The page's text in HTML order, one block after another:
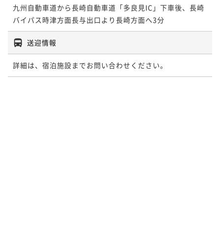
九州自動車道から長崎自動車道「多良見IC」下車後、長崎
バイパス時津方面長与出口より長崎方面へ3分
送迎情報
詳細は、宿泊施設までお問い合わせください。